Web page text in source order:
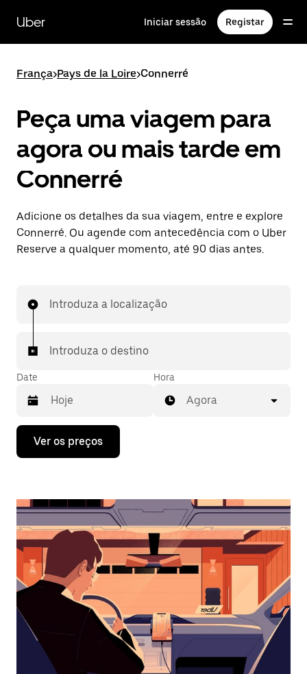
para
conteúdo
Uber Iniciar sessão Registar
França>Pays de la Loire>Connerré
Peça uma viagem para
agora ou mais tarde em
Connerré
Adicione os detalhes da sua viagem, entre e explore
Connerré. Ou agende com antecedência com o Uber
Reserve a qualquer momento, até 90 dias antes.
Introduza a localização
Introduza o destino
Date
Prima
tecla
interagir
o
calendário
selecionar
uma
data.
Prima
o
botão
Hora
Agora
Ver os preços